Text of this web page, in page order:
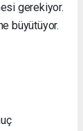
gerekiyor.
büyütüyor.